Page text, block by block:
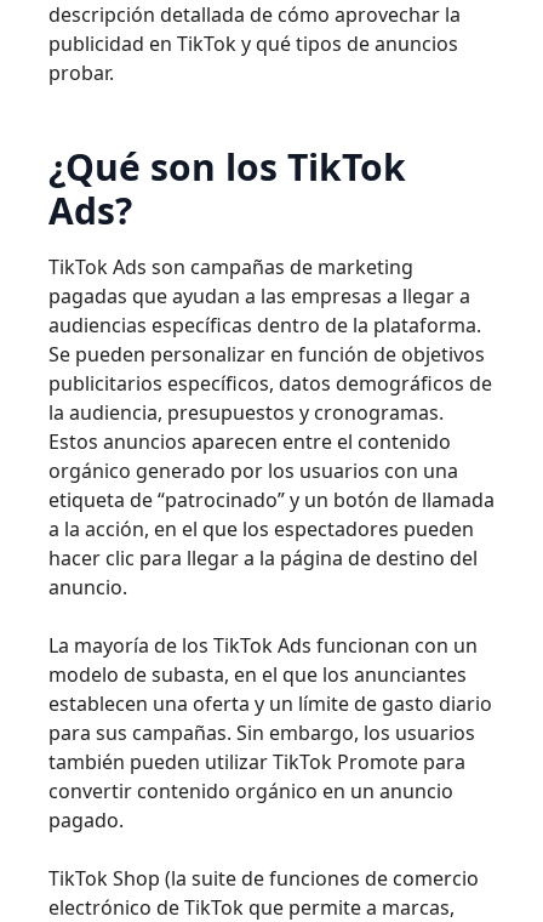
descripción detallada de cómo aprovechar la
publicidad en TikTok y qué tipos de anuncios
probar.
¿Qué son los TikTok
Ads?
TikTok Ads son campañas de marketing
pagadas que ayudan a las empresas a llegar a
audiencias específicas dentro de la plataforma.
Se pueden personalizar en función de objetivos
publicitarios específicos, datos demográficos de
la audiencia, presupuestos y cronogramas.
Estos anuncios aparecen entre el contenido
orgánico generado por los usuarios con una
etiqueta de “patrocinado” y un botón de llamada
a la acción, en el que los espectadores pueden
hacer clic para llegar a la página de destino del
anuncio.
La mayoría de los TikTok Ads funcionan con un
modelo de subasta, en el que los anunciantes
establecen una oferta y un límite de gasto diario
para sus campañas. Sin embargo, los usuarios
también pueden utilizar TikTok Promote para
convertir contenido orgánico en un anuncio
pagado.
TikTok Shop (la suite de funciones de comercio
electrónico de TikTok que permite a marcas,